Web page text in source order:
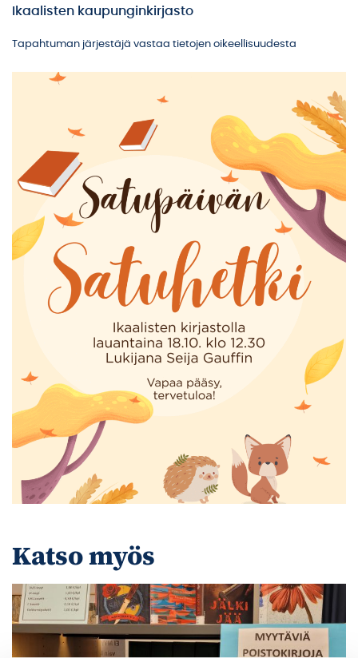
Ikaalisten kaupunginkirjasto
Tapahtuman järjestäjä vastaa tietojen oikeellisuudesta
Katso myös